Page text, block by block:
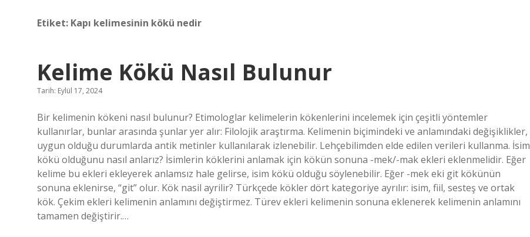
Etiket: Kapı kelimesinin kökü nedir
Kelime Kökü Nasıl Bulunur
Tarih: Eylül 17, 2024
Bir kelimenin kökeni nasıl bulunur? Etimologlar kelimelerin kökenlerini incelemek için çeşitli yöntemler
kullanırlar, bunlar arasında şunlar yer alır: Filolojik araştırma. Kelimenin biçimindeki ve anlamındaki değişiklikler,
uygun olduğu durumlarda antik metinler kullanılarak izlenebilir. Lehçebilimden elde edilen verileri kullanma. İsim
kökü olduğunu nasıl anlarız? İsimlerin köklerini anlamak için kökün sonuna -mek/-mak ekleri eklenmelidir. Eğer
kelime bu ekleri ekleyerek anlamsız hale gelirse, isim kökü olduğu söylenebilir. Eğer -mek eki git kökünün
sonuna eklenirse, “git” olur. Kök nasil ayrilir? Türkçede kökler dört kategoriye ayrılır: isim, fiil, sesteş ve ortak
kök. Çekim ekleri kelimenin anlamını değiştirmez. Türev ekleri kelimenin sonuna eklenerek kelimenin anlamını
tamamen değiştirir.…